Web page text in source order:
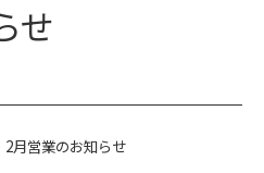
せ
月営業のお知らせ